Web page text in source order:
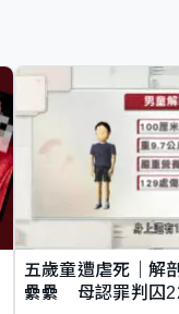
五歲童遭虐死｜解
纍纍 母認罪判囚